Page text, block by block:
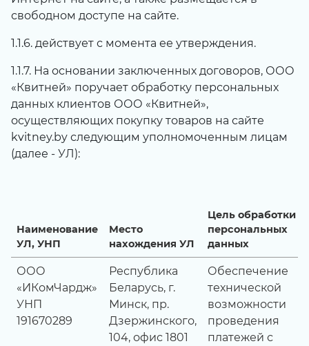
свободном доступе на сайте.
1.1.6. действует с момента ее утверждения.
1.1.7. На основании заключенных договоров, ООО
«Квитней» поручает обработку персональных
данных клиентов ООО «Квитней»,
осуществляющих покупку товаров на сайте
kvitney.by следующим уполномоченным лицам
(далее - УЛ):
Наименование
УЛ, УНП
Место
нахождения УЛ
Цель обработки
персональных
данных
ООО
«ИКомЧардж»
УНП
191670289
Республика
Беларусь, г.
Минск, пр.
Дзержинского,
104, офис 1801
Обеспечение
технической
возможности
проведения
платежей с